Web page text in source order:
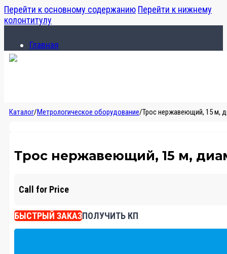
Перейти к основному содержанию Перейти к нижнему
колонтитулу
Главная
Каталог
Каталог/Метрологическое оборудование/Трос нержавеющий, 15 м,
Трос нержавеющий, 15 м,
Call for Price
БЫСТРЫЙ ЗАКАЗПОЛУЧИТЬ КП